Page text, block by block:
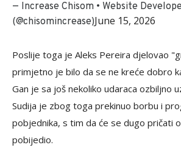
— Increase Chisom • Website
(@chisomincrease)June 15, 2026
Poslije toga je Aleks Pereira djelovao
primjetno je bilo da se ne kreće dobro
Gan je sa još nekoliko udaraca ozbiljno
Sudija je zbog toga prekinuo borbu i
pobjednika, s tim da će se dugo pričati
pobijedio.